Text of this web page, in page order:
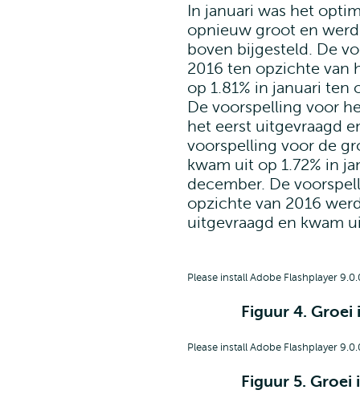
In januari was het
opnieuw groot en
boven bijgesteld. De
2016 ten opzichte van
op 1.81% in januari ten
De voorspelling voor
het eerst uitgevraagd
voorspelling voor de
kwam uit op 1.72% in
december. De
opzichte van 2016
uitgevraagd en kwam
Please install Adobe Flashplayer
Figuur 4. Groei
Please install Adobe Flashplayer
Figuur 5. Groei